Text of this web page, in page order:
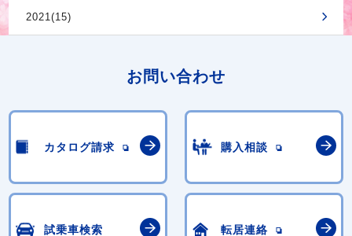
2021(15)
お問い合わせ
カタログ請求 購入相談
試乗車検索 転居連絡